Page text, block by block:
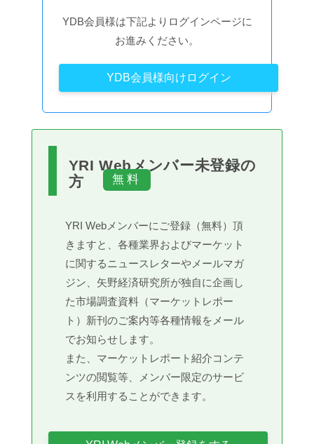
YDB会員様は下記よりログインページに
お進みください。
YDB会員様向けログイン
YRI Webメンバー未登録の
方
YRI Webメンバーにご登録（無料）頂
きますと、各種業界およびマーケット
に関するニュースレターやメールマガ
ジン、矢野経済研究所が独自に企画し
た市場調査資料（マーケットレポー
ト）新刊のご案内等各種情報をメール
でお知らせします。
また、マーケットレポート紹介コンテ
ンツの閲覧等、メンバー限定のサービ
スを利用することができます。